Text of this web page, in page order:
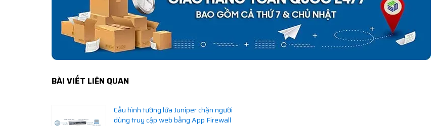
BÀI VIẾT LIÊN QUAN
Cấu hình tường lửa Juniper chặn người
dùng truy cập web bằng App Firewall